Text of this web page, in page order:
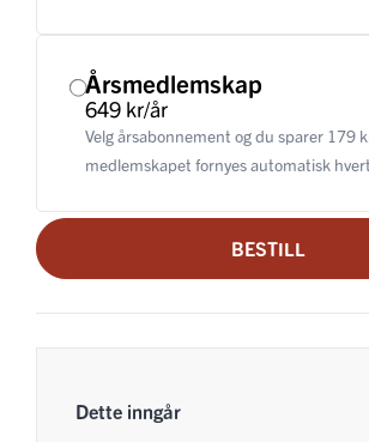
Årsmedlemskap
649 kr/år
Velg årsabonnement og du sparer 179
medlemskapet fornyes automatisk
BESTILL
Dette inngår